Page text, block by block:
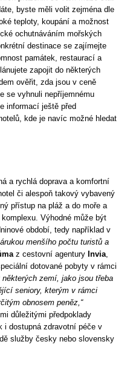
byste měli volit zejména dle
teploty, koupání a možnost
ochutnáváním mořských
destinace se zajímejte
památek, restaurací a
zapojit do některých
ověřit, zda jsou v ceně
se vyhnuli nepříjemnému
informací ještě před
kde je navíc možné hledat
a rychlá doprava a komfortní
či alespoň takový vybavený
přístup na pláž a do moře a
Výhodné může být
období, tedy například v
menšího počtu turistů a
z cestovní agentury Invia,
dotované pobyty v rámci
zemí, jako jsou třeba
seniory, kterým v rámci
obnosem peněz,“
důležitými předpoklady
i dostupná zdravotní péče v
služby česky nebo slovensky